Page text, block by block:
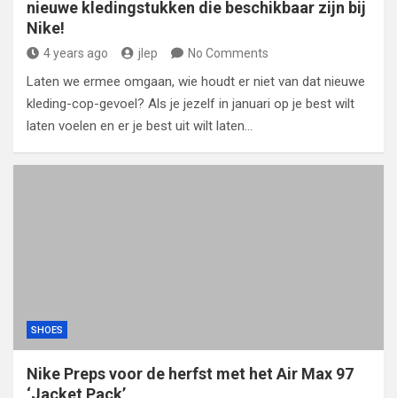
nieuwe kledingstukken die beschikbaar zijn bij
Nike!
4 years ago jlep No Comments
Laten we ermee omgaan, wie houdt er niet van dat nieuwe
kleding-cop-gevoel? Als je jezelf in januari op je best wilt
laten voelen en er je best uit wilt laten…
SHOES
Nike Preps voor de herfst met het Air Max 97
‘Jacket Pack’